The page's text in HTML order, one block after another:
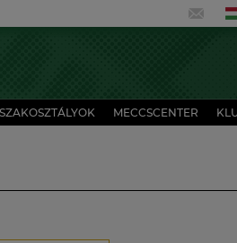
SZAKOSZTÁLYOK MECCSCENTER